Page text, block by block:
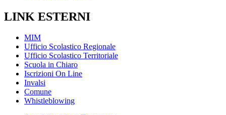
LINK ESTERNI
MIM
Ufficio Scolastico Regionale
Ufficio Scolastico Territoriale
Scuola in Chiaro
Iscrizioni On Line
Invalsi
Comune
Whistleblowing